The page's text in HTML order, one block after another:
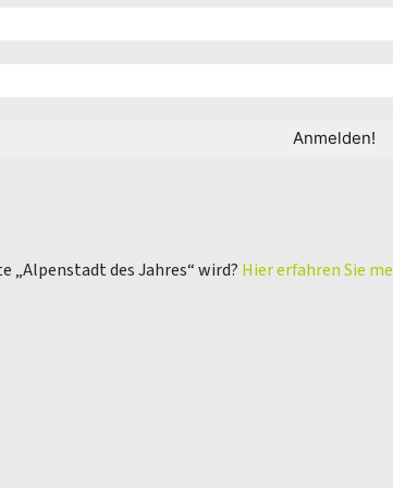
„Alpenstadt des Jahres“ wird? Hier erfahren Sie